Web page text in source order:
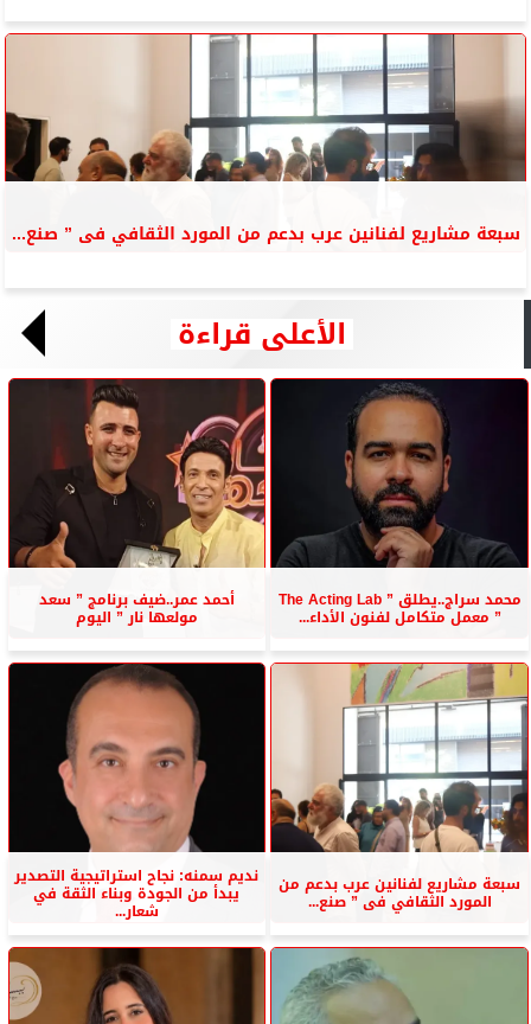
سبعة مشاريع لفنانين عرب بدعم من المورد الثقافي فى ” صنع...
الأعلى قراءة
محمد سراج..يطلق ” The Acting Lab
” معمل متكامل لفنون الأداء...
أحمد عمر..ضيف برنامج ” سعد
مولعها نار ” اليوم
سبعة مشاريع لفنانين عرب بدعم من
المورد الثقافي فى ” صنع...
نديم سمنه: نجاح استراتيجية التصدير
يبدأ من الجودة وبناء الثقة في
شعار...